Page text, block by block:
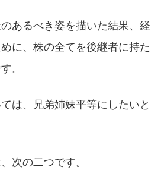
あるべき姿を描いた結果、経
に、株の全てを後継者に持た
。
は、兄弟姉妹平等にしたいと
次の二つです。